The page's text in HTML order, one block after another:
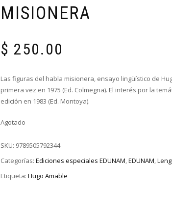
MISIONERA
$ 250.00
Las figuras del habla misionera, ensayo lingüístico de
primera vez en 1975 (Ed. Colmegna). El interés por la
edición en 1983 (Ed. Montoya).
Agotado
SKU: 9789505792344
Categorías: Ediciones especiales EDUNAM,EDUNAM,
Etiqueta: Hugo Amable